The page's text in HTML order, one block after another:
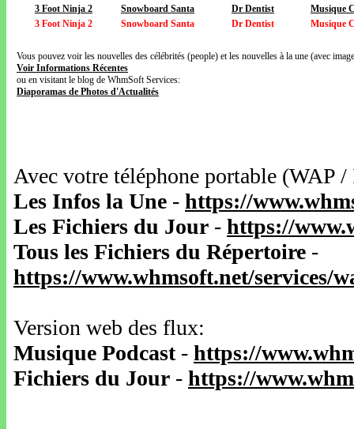
3 Foot Ninja 2
Snowboard Santa Dr Dentist
Musique
3 Foot Ninja 2
Snowboard Santa Dr Dentist Musique
Vous pouvez voir les nouvelles des célébrités (people) et les nouvelles à la une (avec
Voir Informations Récentes
ou en visitant le blog de WhmSoft Services:
Diaporamas de Photos d'Actualités
Avec votre téléphone portable
Les Infos la Une - https://
Les Fichiers du Jour - https://
Tous les Fichiers du Répertoire -
https://www.whmsoft.net/services/
Version web des flux:
Musique Podcast- https://
Fichiers du Jour - https://